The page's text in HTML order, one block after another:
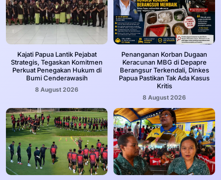
Kajati Papua Lantik Pejabat
Strategis, Tegaskan Komitmen
Perkuat Penegakan Hukum di
Bumi Cenderawasih
8 August 2026
Penanganan Korban Dugaan
Keracunan MBG di Depapre
Berangsur Terkendali, Dinkes
Papua Pastikan Tak Ada Kasus
Kritis
8 August 2026